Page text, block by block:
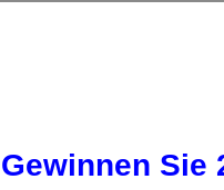
Gewinnen Sie